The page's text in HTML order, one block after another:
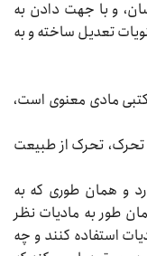
و با جهت دادن به
تعدیل ساخته و به
مادی معنوی است،
تحرک از طبیعت
و همان طوری که به
طور به مادیات نظر
استفاده کنند و چه